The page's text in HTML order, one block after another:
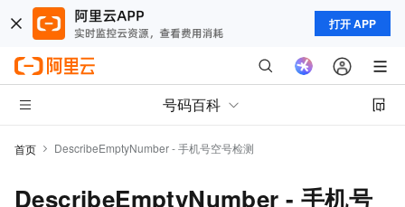
打开 APP
号码百科
首页 DescribeEmptyNumber - 手机号空号检测
DescribeEmptyNumber - 手机号